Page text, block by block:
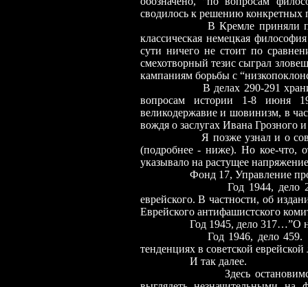
сводилось к решению конкретных
В Кремле приняли
классическая немецкая
сути ничего не стоит по
смехотворный тезис сыграл
кампаниям борьбы с
В делах 290-291
вопросам истории 1-8 июня
великодержавие и шовинизм, в
вождя о заслугах Ивана Грозного
Я позже узнал и о
(подробнее- ниже). Но кое-что,
указывало на растущее
Фонд 17, Управление
Год 1944, дело
еврейского. В частности, об
Еврейского антифашистского
Год 1945, дело 317…”О
Год 1946, дело 459.
тенденциях в советской еврейской
И так далее.
Здесь